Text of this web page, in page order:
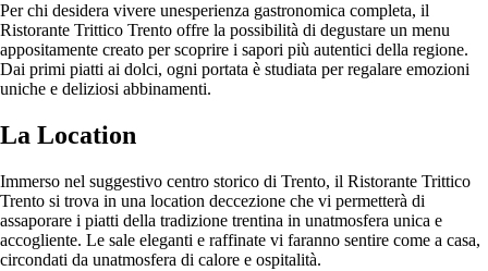
Per chi desidera vivere unesperienza gastronomica completa, il
Ristorante Trittico Trento offre la possibilità di degustare un menu
appositamente creato per scoprire i sapori più autentici della regione.
Dai primi piatti ai dolci, ogni portata è studiata per regalare emozioni
uniche e deliziosi abbinamenti.
La Location
Immerso nel suggestivo centro storico di Trento, il Ristorante Trittico
Trento si trova in una location deccezione che vi permetterà di
assaporare i piatti della tradizione trentina in unatmosfera unica e
accogliente. Le sale eleganti e raffinate vi faranno sentire come a casa,
circondati da unatmosfera di calore e ospitalità.